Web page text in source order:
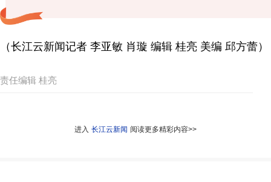
（长江云新闻记者 李亚敏 肖璇 编辑 桂亮 美编 邱方蕾）
责任编辑 桂亮
进入 长江云新闻 阅读更多精彩内容>>